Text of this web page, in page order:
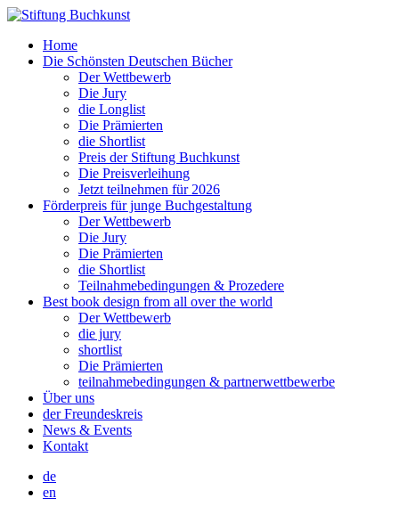
Home
Die Schönsten Deutschen Bücher
Der Wettbewerb
Die Jury
die Longlist
Die Prämierten
die Shortlist
Preis der Stiftung Buchkunst
Die Preisverleihung
Jetzt teilnehmen für 2026
Förderpreis für junge Buchgestaltung
Der Wettbewerb
Die Jury
Die Prämierten
die Shortlist
Teilnahmebedingungen & Prozedere
Best book design from all over the world
Der Wettbewerb
die jury
shortlist
Die Prämierten
teilnahmebedingungen & partnerwettbewerbe
Über uns
der Freundeskreis
News & Events
Kontakt
de
en